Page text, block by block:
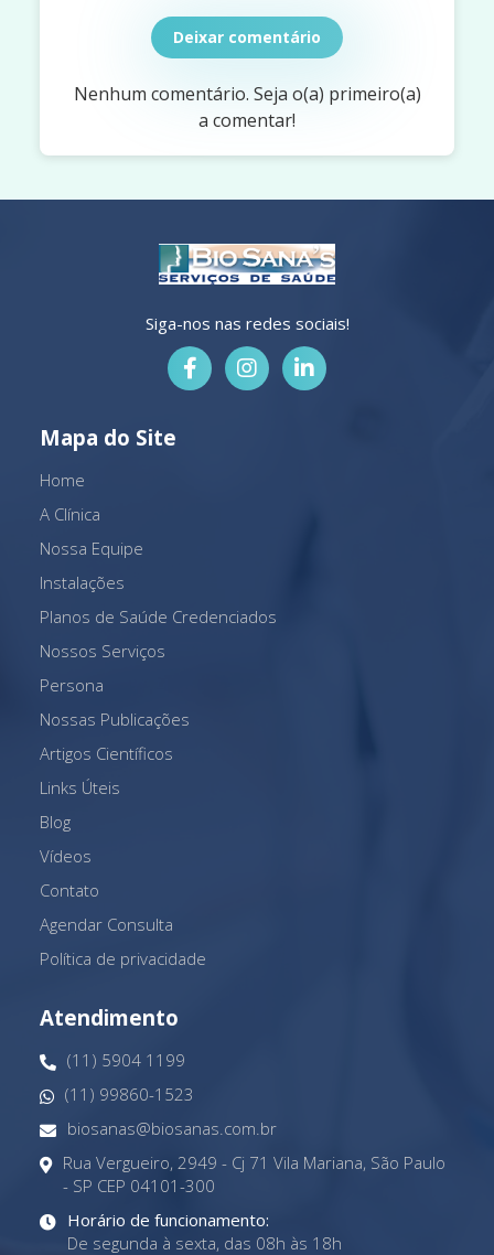
Deixar comentário
Nenhum comentário. Seja o(a) primeiro(a)
a comentar!
Siga-nos nas redes sociais!
Mapa do Site
Home
A Clínica
Nossa Equipe
Instalações
Planos de Saúde Credenciados
Nossos Serviços
Persona
Nossas Publicações
Artigos Científicos
Links Úteis
Blog
Vídeos
Contato
Agendar Consulta
Política de privacidade
Atendimento
(11) 5904 1199
(11) 99860-1523
biosanas@biosanas.com.br
Rua Vergueiro, 2949 - Cj 71 Vila Mariana, São Paulo
- SP CEP 04101-300
Horário de funcionamento:
De segunda à sexta, das 08h às 18h